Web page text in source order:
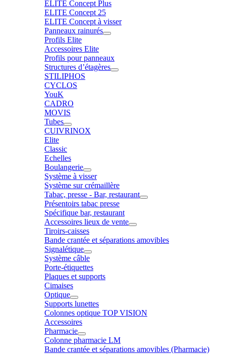
ELITE Concept Plus
ELITE Concept 25
ELITE Concept à visser
Panneaux rainurés
Profils Elite
Accessoires Elite
Profils pour panneaux
Structures d’étagères
STILIPHOS
CYCLOS
YouK
CADRO
MOVIS
Tubes
CUIVRINOX
Elite
Classic
Echelles
Boulangerie
Système à visser
Système sur crémaillère
Tabac, presse - Bar, restaurant
Présentoirs tabac presse
Spécifique bar, restaurant
Accessoires lieux de vente
Tiroirs-caisses
Bande crantée et séparations amovibles
Signalétique
Système câble
Porte-étiquettes
Plaques et supports
Cimaises
Optique
Supports lunettes
Colonnes optique TOP VISION
Accessoires
Pharmacie
Colonne pharmacie LM
Bande crantée et séparations amovibles (Pharmacie)